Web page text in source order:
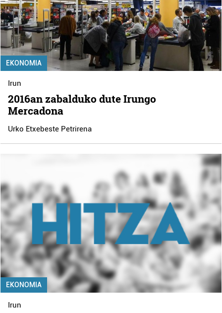
EKONOMIA
Irun
2016an zabalduko dute Irungo
Mercadona
Urko Etxebeste Petrirena
EKONOMIA
Irun